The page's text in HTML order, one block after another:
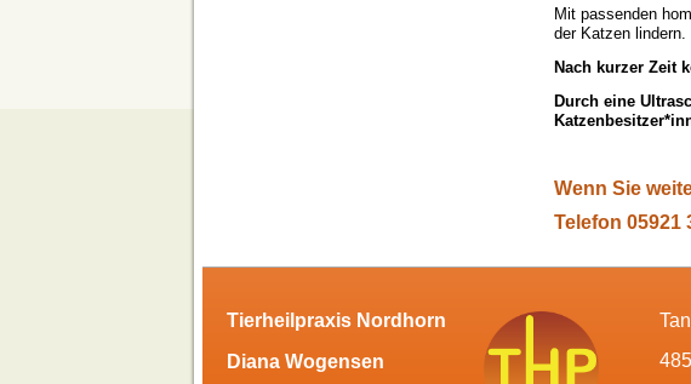
Mit passenden
der Katzen lindern.
Nach kurzer Zeit
Durch eine
Wenn Sie
Telefon 05921
Tierheilpraxis Nordhorn
Diana Wogensen